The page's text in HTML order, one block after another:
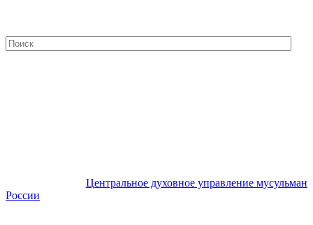
Центральное духовное управление мусульман
России